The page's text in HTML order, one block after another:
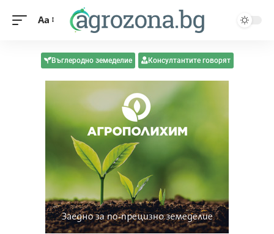
Aa
Въглеродно земеделие Консултантите говорят